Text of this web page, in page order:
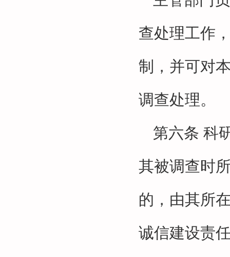
查处理工作
制，并可对
调查处理。
第六条 科
其被调查时
的，由其所
诚信建设责